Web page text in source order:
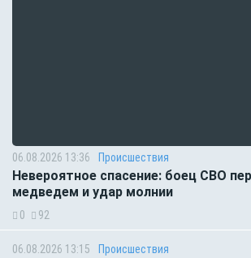
06.08.2026 13:36 Происшествия
Невероятное спасение: боец СВО
медведем и удар молнии
0 92
06.08.2026 13:15 Происшествия